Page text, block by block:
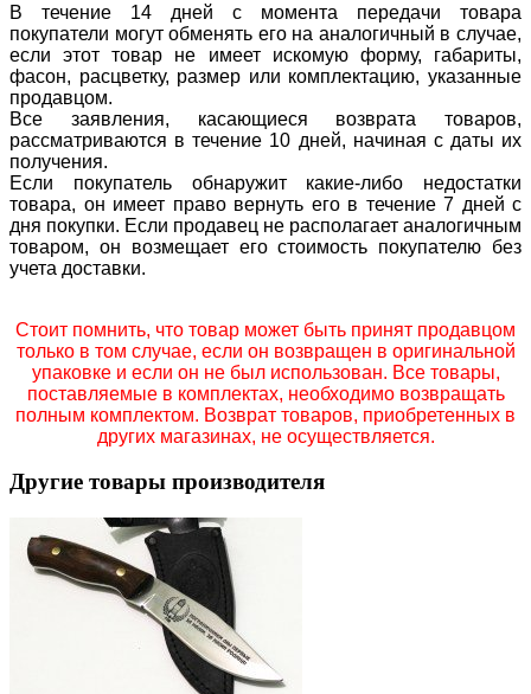
В течение 14 дней с момента передачи товара
покупатели могут обменять его на аналогичный в случае,
если этот товар не имеет искомую форму, габариты,
фасон, расцветку, размер или комплектацию, указанные
продавцом.
Все заявления, касающиеся возврата товаров,
рассматриваются в течение 10 дней, начиная с даты их
получения.
Если покупатель обнаружит какие-либо недостатки
товара, он имеет право вернуть его в течение 7 дней с
дня покупки. Если продавец не располагает аналогичным
товаром, он возмещает его стоимость покупателю без
учета доставки.
Стоит помнить, что товар может быть принят продавцом
только в том случае, если он возвращен в оригинальной
упаковке и если он не был использован. Все товары,
поставляемые в комплектах, необходимо возвращать
полным комплектом. Возврат товаров, приобретенных в
других магазинах, не осуществляется.
Другие товары производителя